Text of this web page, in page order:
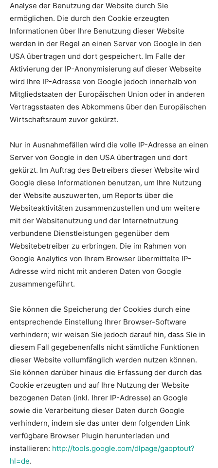
Analyse der Benutzung der Website durch Sie
ermöglichen. Die durch den Cookie erzeugten
Informationen über Ihre Benutzung dieser Website
werden in der Regel an einen Server von Google in den
USA übertragen und dort gespeichert. Im Falle der
Aktivierung der IP-Anonymisierung auf dieser Webseite
wird Ihre IP-Adresse von Google jedoch innerhalb von
Mitgliedstaaten der Europäischen Union oder in anderen
Vertragsstaaten des Abkommens über den Europäischen
Wirtschaftsraum zuvor gekürzt.
Nur in Ausnahmefällen wird die volle IP-Adresse an einen
Server von Google in den USA übertragen und dort
gekürzt. Im Auftrag des Betreibers dieser Website wird
Google diese Informationen benutzen, um Ihre Nutzung
der Website auszuwerten, um Reports über die
Websiteaktivitäten zusammenzustellen und um weitere
mit der Websitenutzung und der Internetnutzung
verbundene Dienstleistungen gegenüber dem
Websitebetreiber zu erbringen. Die im Rahmen von
Google Analytics von Ihrem Browser übermittelte IP-
Adresse wird nicht mit anderen Daten von Google
zusammengeführt.
Sie können die Speicherung der Cookies durch eine
entsprechende Einstellung Ihrer Browser-Software
verhindern; wir weisen Sie jedoch darauf hin, dass Sie in
diesem Fall gegebenenfalls nicht sämtliche Funktionen
dieser Website vollumfänglich werden nutzen können.
Sie können darüber hinaus die Erfassung der durch das
Cookie erzeugten und auf Ihre Nutzung der Website
bezogenen Daten (inkl. Ihrer IP-Adresse) an Google
sowie die Verarbeitung dieser Daten durch Google
verhindern, indem sie das unter dem folgenden Link
verfügbare Browser Plugin herunterladen und
installieren: http://tools.google.com/dlpage/gaoptout?
hl=de.